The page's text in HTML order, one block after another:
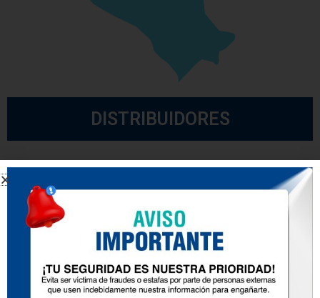
DISTRIBUIDORES
Chiclayo
BARRA CORRUGADA​